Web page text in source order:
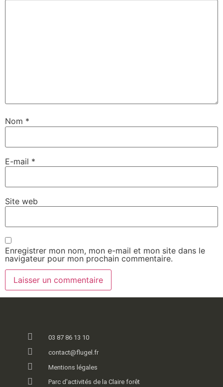
Nom *
E-mail *
Site web
Enregistrer mon nom, mon e-mail et mon site dans le
navigateur pour mon prochain commentaire.
03 87 86 13 10
contact@flugel.fr
Mentions légales
Parc d'activités de la Claire forêt